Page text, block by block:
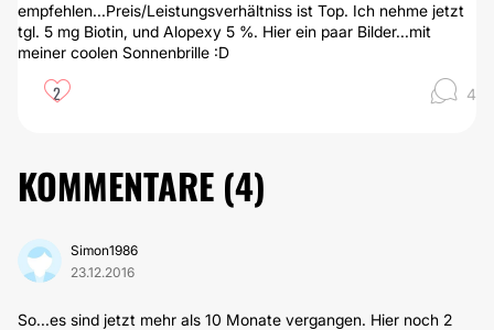
empfehlen...Preis/Leistungsverhältniss ist Top. Ich nehme jetzt
tgl. 5 mg Biotin, und Alopexy 5 %. Hier ein paar Bilder...mit
meiner coolen Sonnenbrille :D
2 4
KOMMENTARE (4)
Simon1986
23.12.2016
So...es sind jetzt mehr als 10 Monate vergangen. Hier noch 2